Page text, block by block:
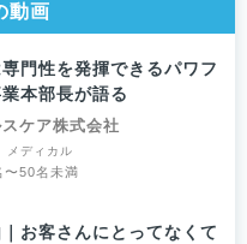
動画
門性を発揮できるパワフ
本部長が語る
ケア株式会社
メディカル
〜50名未満
お客さんにとってなくて